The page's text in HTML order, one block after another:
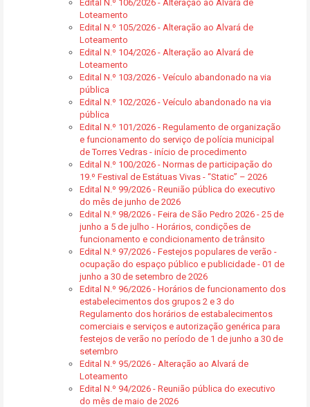
Edital N.º 106/2026 - Alteração ao Alvará de
Loteamento
Edital N.º 105/2026 - Alteração ao Alvará de
Loteamento
Edital N.º 104/2026 - Alteração ao Alvará de
Loteamento
Edital N.º 103/2026 - Veículo abandonado na via
pública
Edital N.º 102/2026 - Veículo abandonado na via
pública
Edital N.º 101/2026 - Regulamento de organização
e funcionamento do serviço de polícia municipal
de Torres Vedras - início de procedimento
Edital N.º 100/2026 - Normas de participação do
19.º Festival de Estátuas Vivas - “Static” – 2026
Edital N.º 99/2026 - Reunião pública do executivo
do mês de junho de 2026
Edital N.º 98/2026 - Feira de São Pedro 2026 - 25 de
junho a 5 de julho - Horários, condições de
funcionamento e condicionamento de trânsito
Edital N.º 97/2026 - Festejos populares de verão -
ocupação do espaço público e publicidade - 01 de
junho a 30 de setembro de 2026
Edital N.º 96/2026 - Horários de funcionamento dos
estabelecimentos dos grupos 2 e 3 do
Regulamento dos horários de estabalecimentos
comerciais e serviços e autorização genérica para
festejos de verão no período de 1 de junho a 30 de
setembro
Edital N.º 95/2026 - Alteração ao Alvará de
Loteamento
Edital N.º 94/2026 - Reunião pública do executivo
do mês de maio de 2026